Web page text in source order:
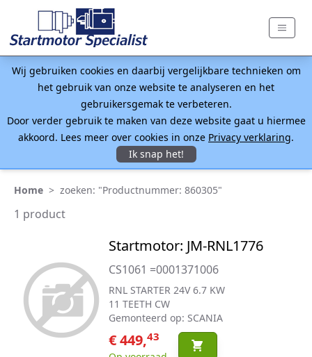
Wij gebruiken cookies en daarbij vergelijkbare technieken om
het gebruik van onze website te analyseren en het
gebruikersgemak te verbeteren.
Door verder gebruik te maken van deze website gaat u hiermee
akkoord. Lees meer over cookies in onze Privacy verklaring.
Ik snap het!
Home > zoeken: "Productnummer: 860305"
1 product
Startmotor: JM-RNL1776
CS1061 =0001371006
RNL STARTER 24V 6.7 KW
11 TEETH CW
Gemonteerd op: SCANIA
€ 449,43